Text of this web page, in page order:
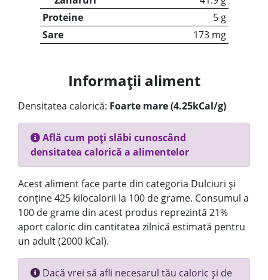
Proteine
5 g
Sare
173 mg
Informații aliment
Densitatea calorică: Foarte mare (4.25kCal/g)
Află cum poți slăbi cunoscând
densitatea calorică a alimentelor
Acest aliment face parte din categoria Dulciuri și
conține 425 kilocalorii la 100 de grame. Consumul a
100 de grame din acest produs reprezintă 21%
aport caloric din cantitatea zilnică estimată pentru
un adult (2000 kCal).
Dacă vrei să afli necesarul tău caloric și de